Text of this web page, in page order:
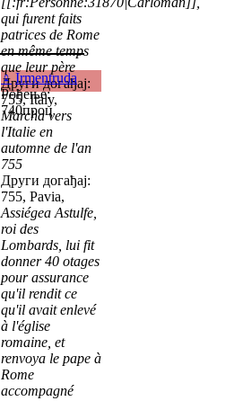
qui furent faits
patrices de Rome
en même temps
que leur père
Други догађај:
755, Italy,
Marcha vers
l'Italie en
automne de l'an
755
Други догађај:
755, Pavia,
Assiégea Astulfe,
roi des
Lombards, lui fit
donner 40 otages
pour assurance
qu'il rendit ce
qu'il avait enlevé
à l'église
romaine, et
renvoya le pape à
Rome
accompagné
♀ Irmentruda
Рођење:
740проц